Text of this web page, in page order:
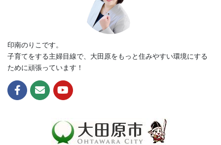
印南のりこです。
子育てをする主婦目線で、大田原をもっと住みやすい環境にする
ために頑張っています！